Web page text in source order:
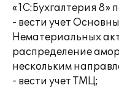
«1С:Бухгалтерия 8»
- вести учет
Нематериальных
распределение
нескольким
- вести учет ТМЦ;